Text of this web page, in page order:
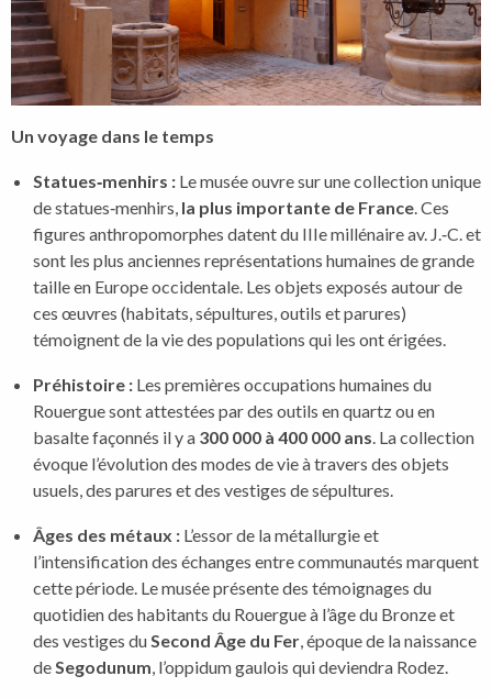
Un voyage dans le temps
Statues‑menhirs : Le musée ouvre sur une collection unique
de statues‑menhirs, la plus importante de France. Ces
figures anthropomorphes datent du IIIe millénaire av. J.‑C. et
sont les plus anciennes représentations humaines de grande
taille en Europe occidentale. Les objets exposés autour de
ces œuvres (habitats, sépultures, outils et parures)
témoignent de la vie des populations qui les ont érigées.
Préhistoire : Les premières occupations humaines du
Rouergue sont attestées par des outils en quartz ou en
basalte façonnés il y a 300 000 à 400 000 ans. La collection
évoque l’évolution des modes de vie à travers des objets
usuels, des parures et des vestiges de sépultures.
Âges des métaux : L’essor de la métallurgie et
l’intensification des échanges entre communautés marquent
cette période. Le musée présente des témoignages du
quotidien des habitants du Rouergue à l’âge du Bronze et
des vestiges duSecond Âge du Fer, époque de la naissance
deSegodunum, l’oppidum gaulois qui deviendra Rodez.